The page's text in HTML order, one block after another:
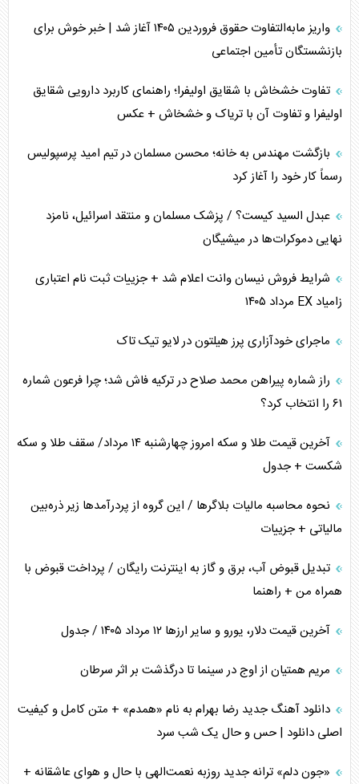
واریز مابه‌التفاوت حقوق فروردین ۱۴۰۵ آغاز شد | خبر خوش برای
بازنشستگان تأمین اجتماعی
تفاوت خشخاش با شقایق اولیفرا؛ راهنمای کاربرد دارویی شقایق
اولیفرا و تفاوت آن با تریاک و خشخاش + عکس
بازگشت مهندس به خانه؛ محسن مسلمان در تیم امید پرسپولیس
رسماً کار خود را آغاز کرد
عبدل السید کیست؟ / پزشک مسلمان و منتقد اسرائیل، نامزد
نهایی دموکرات‌ها در میشیگان
شرایط فروش نیسان وانت اعلام شد + جزییات ثبت نام اعتباری
زامیاد EX مرداد ۱۴۰۵
ماجرای خودآزاری پرز هیلتون در لایو تیک تاک
راز شماره پیراهن محمد صلاح در ترکیه فاش شد؛ چرا فرعون شماره
۶۱ را انتخاب کرد؟
آخرین قیمت طلا و سکه امروز چهارشنبه ۱۴ مرداد/ سقف طلا و سکه
شکست + جدول
نحوه محاسبه مالیات بلاگر‌ها / این گروه از پردرآمد‌ها زیر ذره‌بین
مالیاتی + جزییات
تبدیل قبوض آب، برق و گاز به اینترنت رایگان / پرداخت قبوض با
همراه من + راهنما
آخرین قیمت دلار، یورو و سایر ارز‌ها ۱۲ مرداد ۱۴۰۵ / جدول
مریم همتیان از اوج در سینما تا درگذشت بر اثر سرطان
دانلود آهنگ جدید رضا بهرام به نام «همدم» + متن کامل و کیفیت
اصلی دانلود | حس و حال یک شب سرد
«جون دلم» ترانه جدید روزبه نعمت‌الهی با حال و هوای عاشقانه +